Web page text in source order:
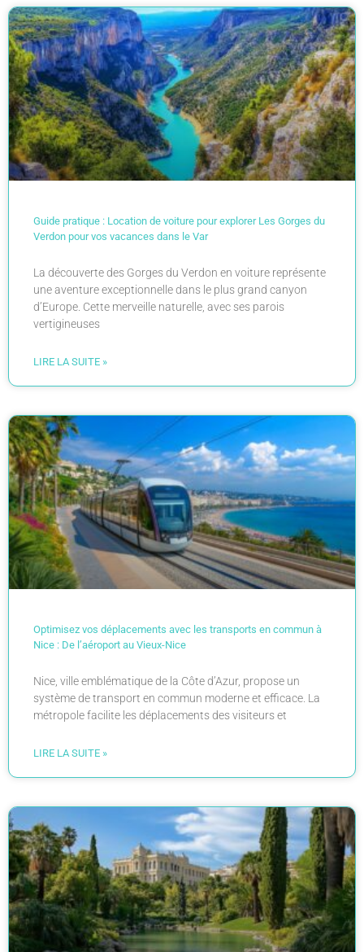
Guide pratique : Location de voiture pour explorer Les Gorges du
Verdon pour vos vacances dans le Var
La découverte des Gorges du Verdon en voiture représente
une aventure exceptionnelle dans le plus grand canyon
d’Europe. Cette merveille naturelle, avec ses parois
vertigineuses
LIRE LA SUITE »
Optimisez vos déplacements avec les transports en commun à
Nice : De l’aéroport au Vieux-Nice
Nice, ville emblématique de la Côte d’Azur, propose un
système de transport en commun moderne et efficace. La
métropole facilite les déplacements des visiteurs et
LIRE LA SUITE »